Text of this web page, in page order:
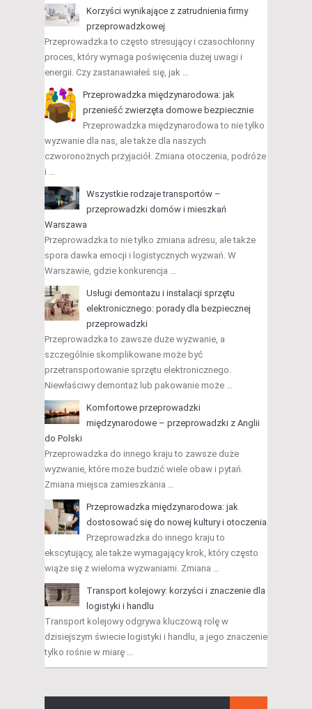
Korzyści wynikające z zatrudnienia firmy
przeprowadzkowej
Przeprowadzka to często stresujący i czasochłonny
proces, który wymaga poświęcenia dużej uwagi i
energii. Czy zastanawiałeś się, jak …
Przeprowadzka międzynarodowa: jak
przenieść zwierzęta domowe bezpiecznie
Przeprowadzka międzynarodowa to nie tylko
wyzwanie dla nas, ale także dla naszych
czworonożnych przyjaciół. Zmiana otoczenia, podróże
i …
Wszystkie rodzaje transportów –
przeprowadzki domów i mieszkań
Warszawa
Przeprowadzka to nie tylko zmiana adresu, ale także
spora dawka emocji i logistycznych wyzwań. W
Warszawie, gdzie konkurencja …
Usługi demontażu i instalacji sprzętu
elektronicznego: porady dla bezpiecznej
przeprowadzki
Przeprowadzka to zawsze duże wyzwanie, a
szczególnie skomplikowane może być
przetransportowanie sprzętu elektronicznego.
Niewłaściwy demontaż lub pakowanie może …
Komfortowe przeprowadzki
międzynarodowe – przeprowadzki z Anglii
do Polski
Przeprowadzka do innego kraju to zawsze duże
wyzwanie, które może budzić wiele obaw i pytań.
Zmiana miejsca zamieszkania …
Przeprowadzka międzynarodowa: jak
dostosować się do nowej kultury i otoczenia
Przeprowadzka do innego kraju to
ekscytujący, ale także wymagający krok, który często
wiąże się z wieloma wyzwaniami. Zmiana …
Transport kolejowy: korzyści i znaczenie dla
logistyki i handlu
Transport kolejowy odgrywa kluczową rolę w
dzisiejszym świecie logistyki i handlu, a jego znaczenie
tylko rośnie w miarę …